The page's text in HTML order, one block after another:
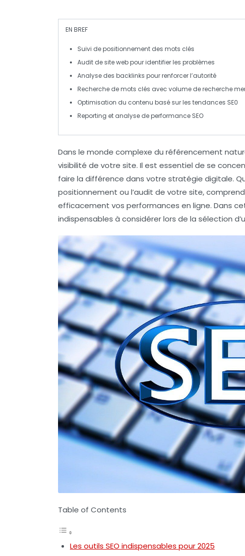
EN BREF
Suivi de positionnement des mots clés
Audit de site webpour identifier les problèmes
Analyse des backlinks pour renforcer l’autorité
Recherche de mots clés avec volume de recherche
Optimisation du contenu basé sur les tendances SE0
Reporting et analyse de performance SEO
Dans le monde complexe du référencement
visibilité de votre site. Il est essentiel de se
faire la différence dans votre stratégie digitale.
positionnement ou l’audit de votre site,
efficacement vos performances en ligne. Dans
indispensables à considérer lors de la sélection
Table of Contents
Les outils SEO indispensables pour 2025